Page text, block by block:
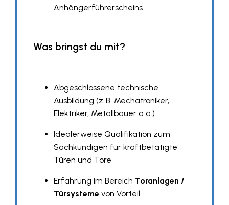
Anhängerführerscheins
Was bringst du mit?
Abgeschlossene technische
Ausbildung (z. B. Mechatroniker,
Elektriker, Metallbauer o. ä.)
Idealerweise Qualifikation zum
Sachkundigen für kraftbetätigte
Türen und Tore
Erfahrung im Bereich Toranlagen /
Türsysteme von Vorteil